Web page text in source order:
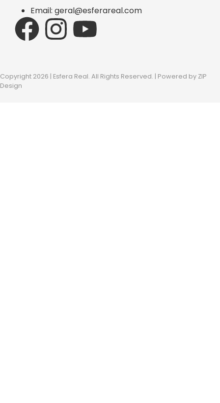
Email: geral@esferareal.com
Copyright 2026 | Esfera Real. All Rights Reserved. | Powered by ZIP
Design